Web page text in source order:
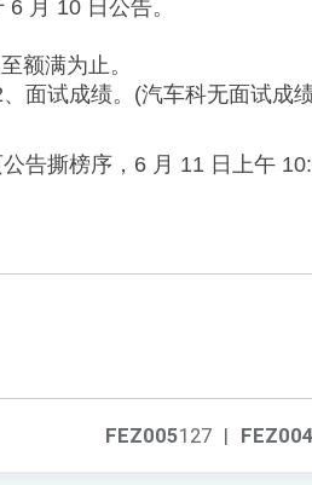
月 10 日公告。
额满为止。
面试成绩。(汽车科无面试成
告撕榜序，6 月 11 日上午
FEZ004
FEZ005127 |